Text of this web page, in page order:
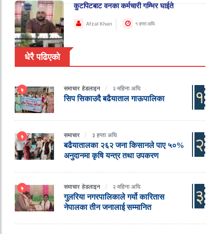
कुटपिटबाट वनका कर्मचारी गम्भिर घाईते
Afzal Khan १ हप्ता अघि
धेरै पढिएको
समाचार हेडलाइन २ महिना अघि
सिप सिकाउदै बढैयाताल गाऊपालिका १
समाचार ३ हप्ता अघि
बढैयातालका २६२ जना किसानले पाए ५०%
अनुदानमा कृषि यन्त्र तथा उपकरण
२
समाचार हेडलाइन २ महिना अघि
गुलरिया नगरपालिकाले गर्यो कारितास
नेपालका तीन जनालाई सम्मानित
३